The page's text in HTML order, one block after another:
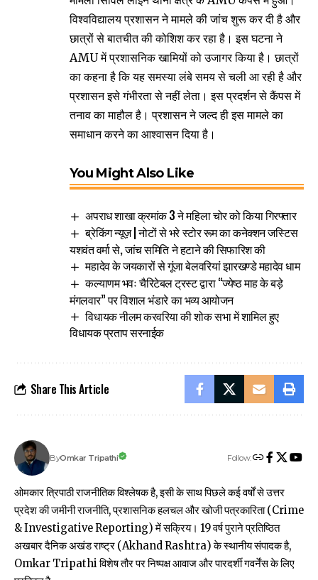
विश्वविद्यालय प्रशासन ने मामले की जांच शुरू कर दी है और
छात्रों से बातचीत की कोशिश कर रहा है। इस घटना ने
AMU में प्रशासनिक खामियों को उजागर किया है। छात्रों
का कहना है कि यह समस्या लंबे समय से चली आ रही है और
प्रशासन इसे गंभीरता से नहीं लेता। इस प्रदर्शन से कैंपस में
तनाव का माहौल है। प्रशासन ने जल्द ही इस मामले का
समाधान करने का आश्वासन दिया है।
You Might Also Like
अपराध शाखा क्रमांक 3 ने महिला चोर को किया गिरफ्तार
ब्रेकिंग न्यूज़ | नोटों से भरे स्टोर रूम का कनेक्शन जस्टिस
यशवंत वर्मा से, जांच समिति ने हटाने की सिफारिश की
महादेव के जयकारों से गूंजा बेलवरियां झारखण्डे महादेव धाम
कल्याणम भवः चैरिटेबल ट्रस्ट द्वारा “ज्येष्ठ माह के बड़े
मंगलवार” पर विशाल भंडारे का भव्य आयोजन
विधायक नीलम करवरिया की शोक सभा में शामिल हुए
विधायक प्रताप सरनाईक
Share This Article
ByOmkar Tripathi Follow:
ओमकार त्रिपाठी राजनीतिक विश्लेषक है, इसी के साथ पिछले कई वर्षों से उत्तर
प्रदेश की जमीनी राजनीति, प्रशासनिक हलचल और खोजी पत्रकारिता (Crime
& Investigative Reporting) में सक्रिय। 19 वर्ष पुराने प्रतिष्ठित
अखबार दैनिक अखंड राष्ट्र (Akhand Rashtra) के स्थानीय संपादक है,
Omkar Tripathi विशेष तौर पर निष्पक्ष आवाज और पारदर्शी गवर्नेंस के लिए